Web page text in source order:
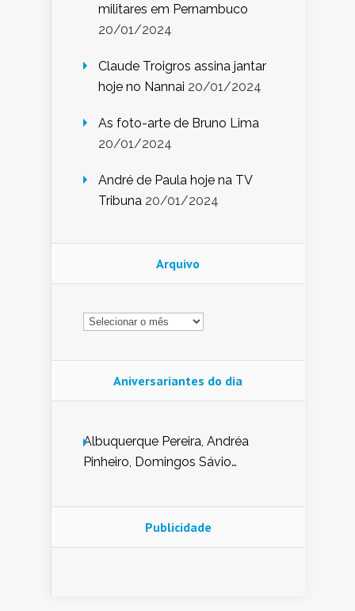
militares em Pernambuco
20/01/2024
Claude Troigros assina jantar
hoje no Nannai 20/01/2024
As foto-arte de Bruno Lima
20/01/2024
André de Paula hoje na TV
Tribuna 20/01/2024
Arquivo
Arquivo
Aniversariantes do dia
Albuquerque Pereira, Andréa
Pinheiro, Domingos Sávio
Nunes de Sena, Fátima Peixoto,
Glória Pereira, Kátia Mesel,
Publicidade